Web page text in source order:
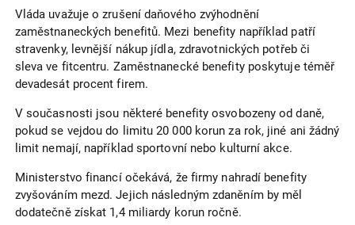
Vláda uvažuje o zrušení daňového zvýhodnění
zaměstnaneckých benefitů. Mezi benefity například patří
stravenky, levnější nákup jídla, zdravotnických potřeb či
sleva ve fitcentru. Zaměstnanecké benefity poskytuje téměř
devadesát procent firem.
V současnosti jsou některé benefity osvobozeny od daně,
pokud se vejdou do limitu 20 000 korun za rok, jiné ani žádný
limit nemají, například sportovní nebo kulturní akce.
Ministerstvo financí očekává, že firmy nahradí benefity
zvyšováním mezd. Jejich následným zdaněním by měl
dodatečně získat 1,4 miliardy korun ročně.